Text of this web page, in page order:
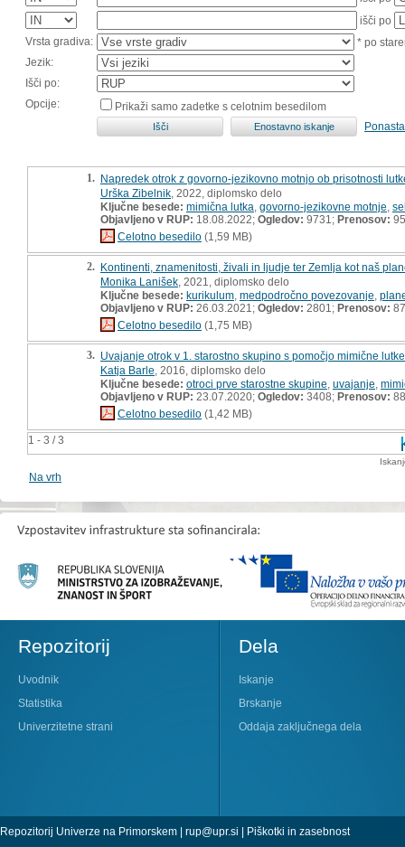
išči po
Vrsta gradiva:
* po
Jezik:
Išči po:
Opcije:
Prikaži samo zadetke s celotnim besedilom
1 - 3 / 3
1. Napredek otrok z govorno-jezikovno motnjo ob prisotnosti
Urška Zibelnik , 2022, diplomsko delo
Ključne besede: mimična lutka govorno-jezikovne motnje
Objavljeno v RUP: 18.08.2022; Ogledov: 9731; Prenosov: 95
Celotno besedilo (1,59 MB)
2. Kontinenti, znamenitosti, živali in ljudje ter Zemlja kot naš
Monika Lanišek , 2021, diplomsko delo
Ključne besede: kurikulum medpodročno povezovanje
Objavljeno v RUP: 26.03.2021; Ogledov: 2801; Prenosov: 87
Celotno besedilo (1,75 MB)
3. Uvajanje otrok v 1. starostno skupino s pomočjo mimične
Katja Barle , 2016, diplomsko delo
Ključne besede: otroci prve starostne skupine uvajanje
Objavljeno v RUP: 23.07.2020; Ogledov: 3408; Prenosov: 88
Celotno besedilo (1,42 MB)
Na vrh
Repozitorij
Uvodnik
Statistika
Univerzitetne strani
Dela
Iskanje
Brskanje
Oddaja zaključnega dela
Repozitorij Univerze na Primorskem | rup@upr.si | Piškotki in zasebnost